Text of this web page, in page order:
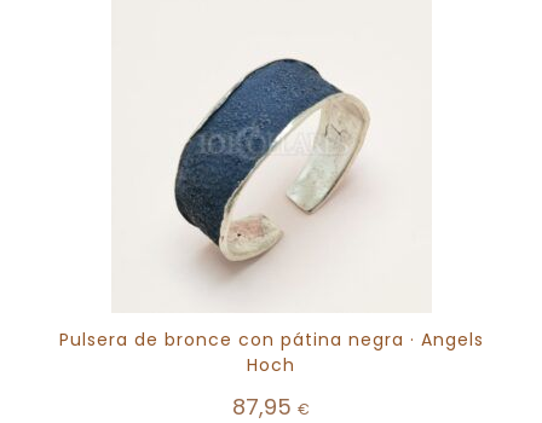
Pulsera de bronce con pátina negra · Angels
Hoch
87,95 €